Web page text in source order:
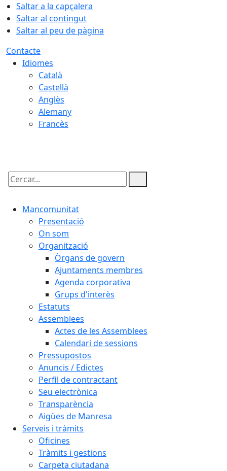
Saltar a la capçalera
Saltar al contingut
Saltar al peu de pàgina
Contacte
Idiomes
Català
Castellà
Anglès
Alemany
Francès
Cercar:
Mancomunitat
Presentació
On som
Organització
Òrgans de govern
Ajuntaments membres
Agenda corporativa
Grups d'interès
Estatuts
Assemblees
Actes de les Assemblees
Calendari de sessions
Pressupostos
Anuncis / Edictes
Perfil de contractant
Seu electrònica
Transparència
Aigües de Manresa
Serveis i tràmits
Oficines
Tràmits i gestions
Carpeta ciutadana